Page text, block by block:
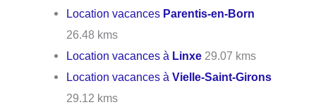
Location vacances Parentis-en-Born
26.48 kms
Location vacances à Linxe 29.07 kms
Location vacances àVielle-Saint-Girons
29.12 kms